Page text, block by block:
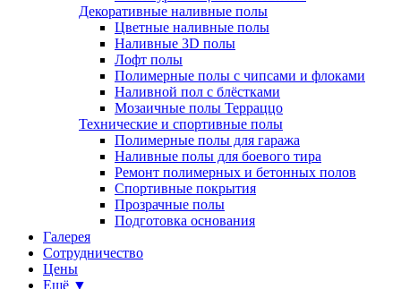
Декоративные наливные полы
Цветные наливные полы
Наливные 3D полы
Лофт полы
Полимерные полы с чипсами и флоками
Наливной пол с блёстками
Мозаичные полы Терраццо
Технические и спортивные полы
Полимерные полы для гаража
Наливные полы для боевого тира
Ремонт полимерных и бетонных полов
Спортивные покрытия
Прозрачные полы
Подготовка основания
Галерея
Сотрудничество
Цены
Ещё ▼